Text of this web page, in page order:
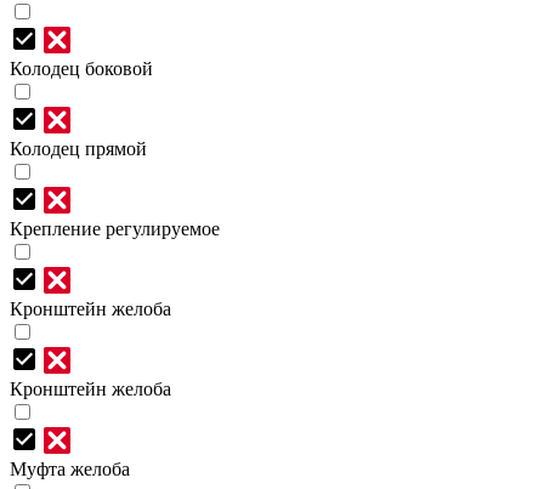
Колодец боковой
Колодец прямой
Крепление регулируемое
Кронштейн желоба
Кронштейн желоба
Муфта желоба